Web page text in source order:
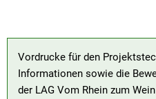
Vordrucke für den
Informationen sowie die
der LAG Vom Rhein zum